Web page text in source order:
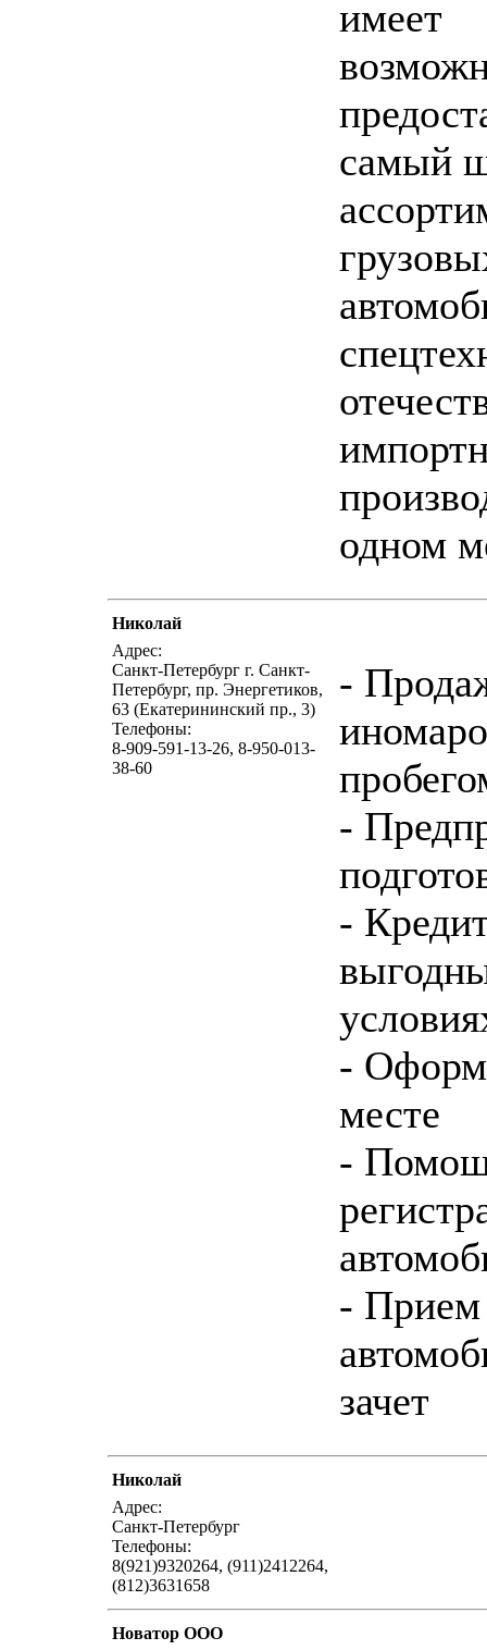
имеет
самый
одном
Николай
Адрес:
Санкт-Петербург г. Санкт-
Петербург, пр. Энергетиков,
63 (Екатерининский пр., 3)
Телефоны:
8-909-591-13-26, 8-950-013-
38-60
-
-
-
-
месте
-
- Прием
зачет
Николай
Адрес:
Санкт-Петербург
Телефоны:
8(921)9320264, (911)2412264,
(812)3631658
Новатор ООО